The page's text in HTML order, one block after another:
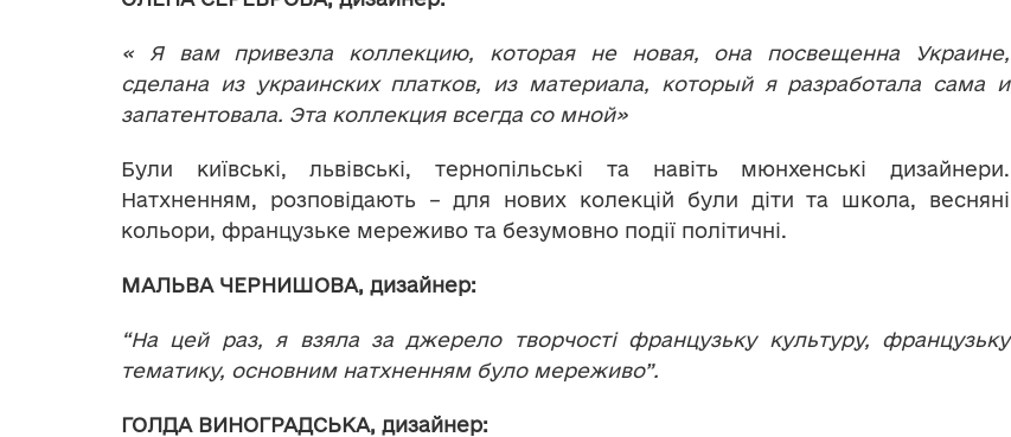
« Я вам привезла коллекцию, которая не новая, она посвещенна Украине,
сделана из украинских платков, из материала, который я разработала сама и
запатентовала. Эта коллекция всегда со мной»
Були київські, львівські, тернопільські та навіть мюнхенські дизайнери.
Натхненням, розповідають – для нових колекцій були діти та школа, весняні
кольори, французьке мереживо та безумовно події політичні.
МАЛЬВА ЧЕРНИШОВА, дизайнер:
“На цей раз, я взяла за джерело творчості французьку культуру, французьку
тематику, основним натхненням було мереживо”.
ГОЛДА ВИНОГРАДСЬКА, дизайнер: